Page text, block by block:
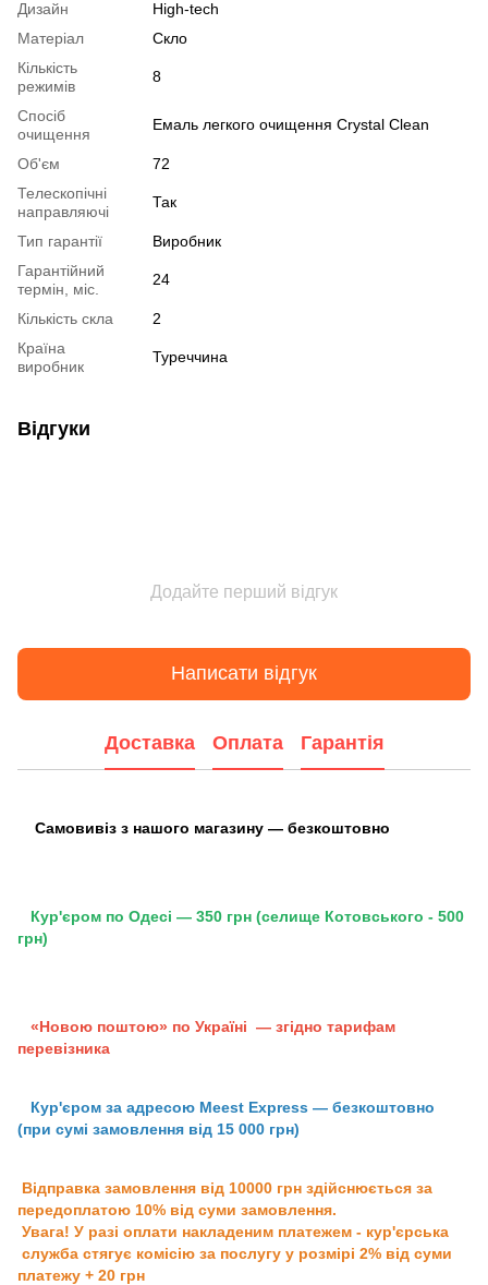
Дизайн
High-tech
Матеріал
Скло
Кількість
режимів
8
Спосіб
очищення
Емаль легкого очищення Crystal Clean
Об'єм
72
Телескопічні
направляючі
Так
Тип гарантії
Виробник
Гарантійний
термін, міс.
24
Кількість скла
2
Країна
виробник
Туреччина
Відгуки
Додайте перший відгук
Написати відгук
Доставка Оплата Гарантія
Самовивіз з нашого магазину — безкоштовно
Кур'єром по Одесі — 350 грн (селище Котовського - 500
грн)
«Новою поштою» по Україні — згідно тарифам
перевізника
Кур'єром за адресою Meest Express — безкоштовно
(при сумі замовлення від 15 000 грн)
Відправка замовлення від 10000 грн здійснюється за
передоплатою 10% від суми замовлення.
Увага! У разі оплати накладеним платежем - кур'єрська
служба стягує комісію за послугу у розмірі 2% від суми
платежу + 20 грн